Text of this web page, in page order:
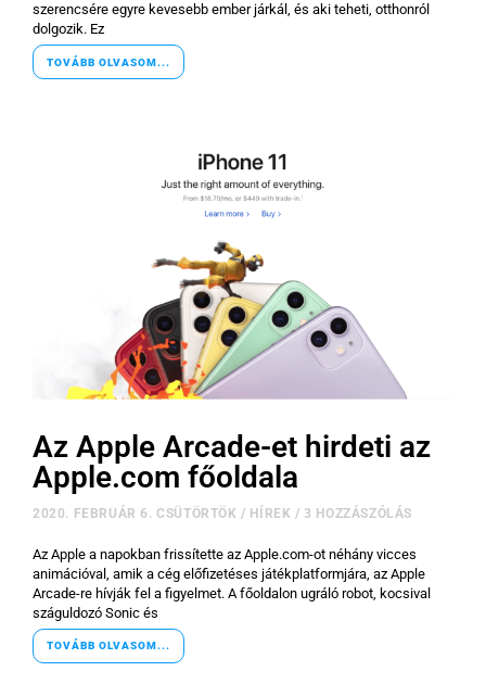
szerencsére egyre kevesebb ember járkál, és aki teheti, otthonról
dolgozik. Ez
TOVÁBB OLVASOM...
Az Apple Arcade-et hirdeti az
Apple.com főoldala
2020. FEBRUÁR 6. CSÜTÖRTÖK / HÍREK / 3 HOZZÁSZÓLÁS
Az Apple a napokban frissítette az Apple.com-ot néhány vicces
animációval, amik a cég előfizetéses játékplatformjára, az Apple
Arcade-re hívják fel a figyelmet. A főoldalon ugráló robot, kocsival
száguldozó Sonic és
TOVÁBB OLVASOM...